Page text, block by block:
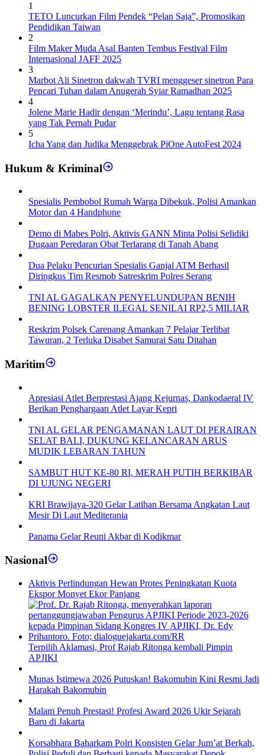
1
TETO Luncurkan Film Pendek “Pelan Saja”, Promosikan
Pendidikan Taiwan
2
Film Maker Muda Asal Banten Tembus Festival Film
Internasional JAFF 2025
3
Marbot Ali Sinetron dakwah TVRI menggeser sinetron Para
Pencari Tuhan dalam Anugerah Syiar Ramadhan 2025
4
Jolene Marie Hadir dengan ‘Merindu’, Lagu tentang Rasa
yang Tak Pernah Pudar
5
Icha Yang dan Judika Menggebrak PiOne AutoFest 2024
Hukum & Kriminal
Spesialis Pembobol Rumah Warga Dibekuk, Polisi Amankan
Motor dan 4 Handphone
Demo di Mabes Polri, Aktivis GANN Minta Polisi Selidiki
Dugaan Peredaran Obat Terlarang di Tanah Abang
Dua Pelaku Pencurian Spesialis Ganjal ATM Berhasil
Diringkus Tim Resmob Satreskrim Polres Serang
TNI AL GAGALKAN PENYELUNDUPAN BENIH
BENING LOBSTER ILEGAL SENILAI RP2,5 MILIAR
Reskrim Polsek Carenang Amankan 7 Pelajar Terlibat
Tawuran, 2 Terluka Disabet Samurai Satu Ditahan
Maritim
Apresiasi Atlet Berprestasi Ajang Kejurnas, Dankodaeral IV
Berikan Penghargaan Atlet Layar Kepri
TNI AL GELAR PENGAMANAN LAUT DI PERAIRAN
SELAT BALI, DUKUNG KELANCARAN ARUS
MUDIK LEBARAN TAHUN
SAMBUT HUT KE-80 RI, MERAH PUTIH BERKIBAR
DI UJUNG NEGERI
KRI Brawijaya-320 Gelar Latihan Bersama Angkatan Laut
Mesir Di Laut Mediterania
Panama Gelar Reuni Akbar di Kodikmar
Nasional
Aktivis Perlindungan Hewan Protes Peningkatan Kuota
Ekspor Monyet Ekor Panjang
Terpilih Aklamasi, Prof Rajab Ritonga kembali Pimpin
APJIKI
Munas Istimewa 2026 Putuskan! Bakomubin Kini Resmi Jadi
Harakah Bakomubin
Malam Penuh Prestasi! Profesi Award 2026 Ukir Sejarah
Baru di Jakarta
Korsabhara Baharkam Polri Konsisten Gelar Jum’at Berkah,